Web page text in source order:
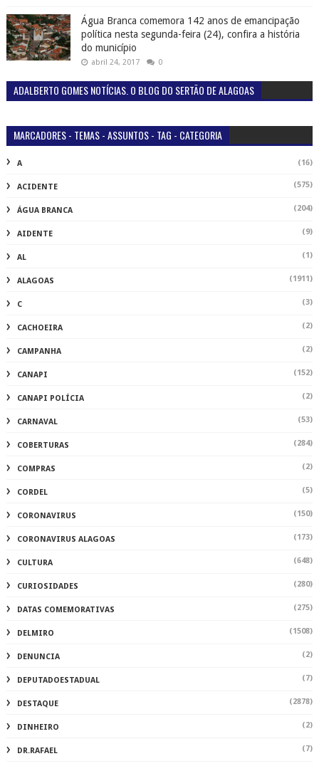
Água Branca comemora 142 anos de emancipação
política nesta segunda-feira (24), confira a história
do município
abril 24, 2017 0
ADALBERTO GOMES NOTÍCIAS. O BLOG DO SERTÃO DE ALAGOAS
MARCADORES - TEMAS - ASSUNTOS - TAG - CATEGORIA
A (16)
ACIDENTE (575)
ÁGUA BRANCA (204)
AIDENTE (9)
AL (1)
ALAGOAS (1911)
C (3)
CACHOEIRA (2)
CAMPANHA (2)
CANAPI (152)
CANAPI POLÍCIA (2)
CARNAVAL (53)
COBERTURAS (284)
COMPRAS (2)
CORDEL (5)
CORONAVIRUS (150)
CORONAVIRUS ALAGOAS (173)
CULTURA (648)
CURIOSIDADES (280)
DATAS COMEMORATIVAS (275)
DELMIRO (1508)
DENUNCIA (2)
DEPUTADOESTADUAL (7)
DESTAQUE (2878)
DINHEIRO (2)
DR.RAFAEL (7)